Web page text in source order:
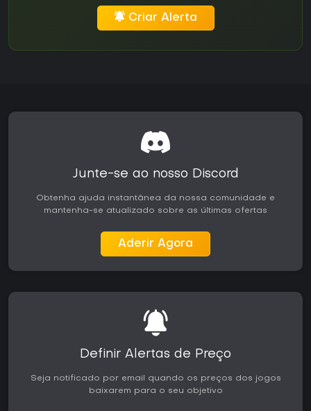
Criar Alerta
Junte-se ao nosso Discord
Obtenha ajuda instantânea da nossa comunidade e
mantenha-se atualizado sobre as últimas ofertas
Aderir Agora
Definir Alertas de Preço
Seja notificado por email quando os preços dos jogos
baixarem para o seu objetivo